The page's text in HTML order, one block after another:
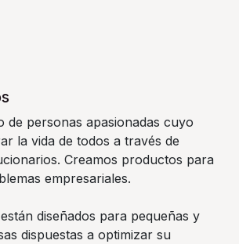
de personas apasionadas cuyo
la vida de todos a través de
Creamos productos para
empresariales.
diseñados para pequeñas y
dispuestas a optimizar su